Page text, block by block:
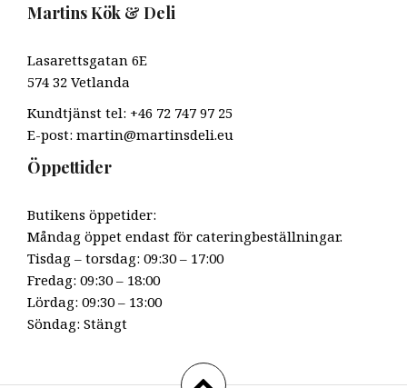
Martins Kök & Deli
Lasarettsgatan 6E
574 32 Vetlanda
Kundtjänst tel: +46 72 747 97 25
E-post: martin@martinsdeli.eu
Öppettider
Butikens öppetider:
Måndag öppet endast för cateringbeställningar.
Tisdag – torsdag: 09:30 – 17:00
Fredag: 09:30 – 18:00
Lördag: 09:30 – 13:00
Söndag: Stängt